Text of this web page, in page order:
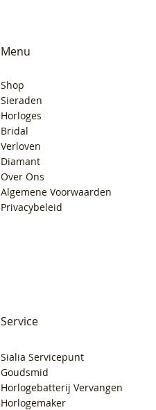
Menu
Shop
Sieraden
Horloges
Bridal
Verloven
Diamant
Over Ons
Algemene Voorwaarden
Privacybeleid
Service
Sialia Servicepunt
Goudsmid
Horlogebatterij Vervangen
Horlogemaker